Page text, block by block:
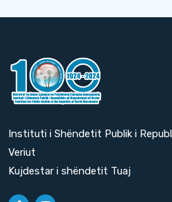
Instituti i Shëndetit Publik i
Veriut
Kujdestar i shëndetit Tuaj